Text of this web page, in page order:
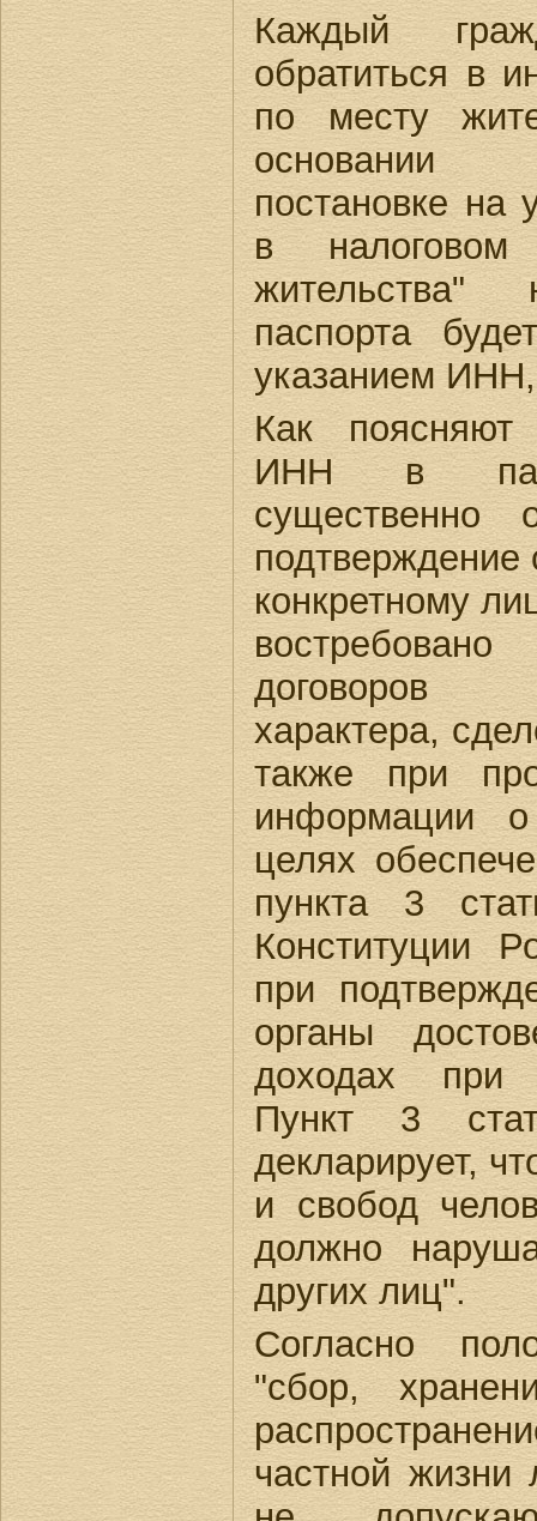
Каждый
обратиться в
по месту
основании
постановке на
в
паспорта
указанием
Как поясняют
ИНН в
существенно
подтверждение
конкретному
договоров
характера,
также при
информации
целях
пункта 3
Конституции
при
органы
доходах при
Пункт 3
декларирует,
и свобод
должно
других лиц".
Согласно
"сбор,
частной жизни